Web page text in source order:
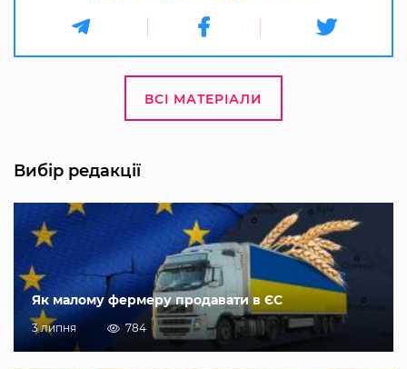
ВСІ МАТЕРІАЛИ
Вибір редакції
Як малому фермеру продавати в ЄС
3 липня 784